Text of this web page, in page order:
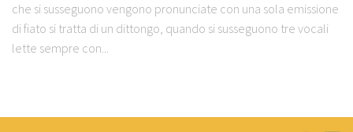
che si susseguono vengono pronunciate con una sola emissione
di fiato si tratta di un dittongo, quando si susseguono tre vocali
lette sempre con...